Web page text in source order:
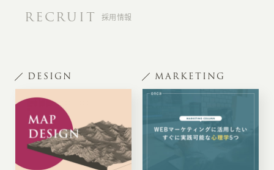
RECRUIT 採用情報
DESIGN MARKETING